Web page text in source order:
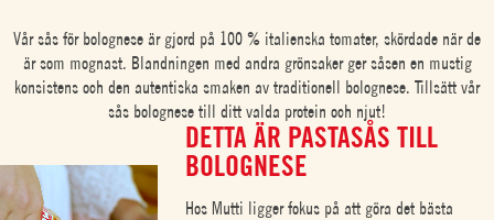
Vår sås för bolognese är gjord på 100 % italienska tomater, skördade när de
är som mognast. Blandningen med andra grönsaker ger såsen en mustig
konsistens och den autentiska smaken av traditionell bolognese. Tillsätt vår
sås bolognese till ditt valda protein och njut!
DETTA ÄR PASTASÅS TILL
BOLOGNESE
Hos Mutti ligger fokus på att göra det bästa